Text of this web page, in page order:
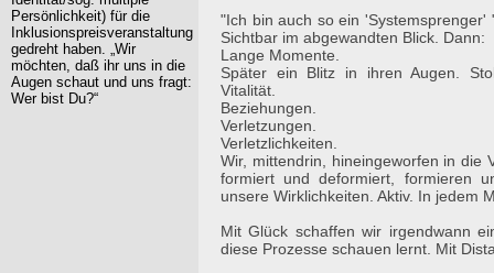
Persönlichkeit) für die
Inklusionspreisveranstaltung
gedreht haben. „Wir
möchten, daß ihr uns in die
Augen schaut und uns fragt:
Wer bist Du?“
"Ich bin auch so ein
Sichtbar im abgewandten Blick.
Lange Momente.
Später ein Blitz in ihren Augen.
Vitalität.
Beziehungen.
Verletzungen.
Verletzlichkeiten.
Wir, mittendrin, hineingeworfen in die
formiert und deformiert, formieren
unsere Wirklichkeiten. Aktiv. In jedem
Mit Glück schaffen wir irgendwann
diese Prozesse schauen lernt. Mit